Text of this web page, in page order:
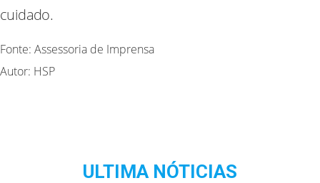
cuidado.
Fonte: Assessoria de Imprensa
Autor: HSP
ULTIMA NÓTICIAS